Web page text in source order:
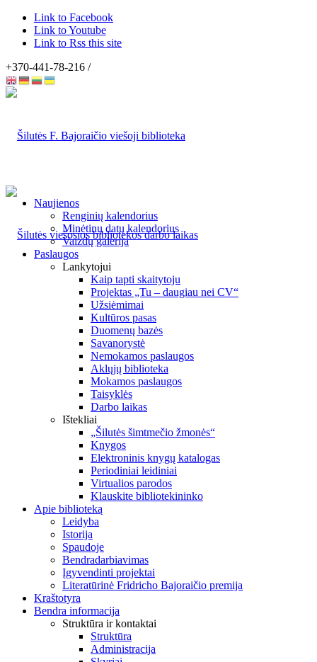
Link to Facebook
Link to Youtube
Link to Rss this site
+370-441-78-216 /
Naujienos
Renginių kalendorius
Minėtinų datų kalendorius
Vaizdų galerija
Paslaugos
Lankytojui
Kaip tapti skaitytoju
Projektas „Tu – daugiau nei CV“
Užsiėmimai
Kultūros pasas
Duomenų bazės
Savanorystė
Nemokamos paslaugos
Aklųjų biblioteka
Mokamos paslaugos
Taisyklės
Darbo laikas
Ištekliai
„Šilutės šimtmečio žmonės“
Knygos
Elektroninis knygų katalogas
Periodiniai leidiniai
Virtualios parodos
Klauskite bibliotekininko
Apie biblioteką
Leidyba
Istorija
Spaudoje
Bendradarbiavimas
Įgyvendinti projektai
Literatūrinė Fridricho Bajoraičio premija
Kraštotyra
Bendra informacija
Struktūra ir kontaktai
Struktūra
Administracija